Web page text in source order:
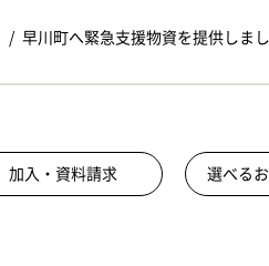
早川町へ緊急支援物資を提供しま
加入・資料請求 選べる